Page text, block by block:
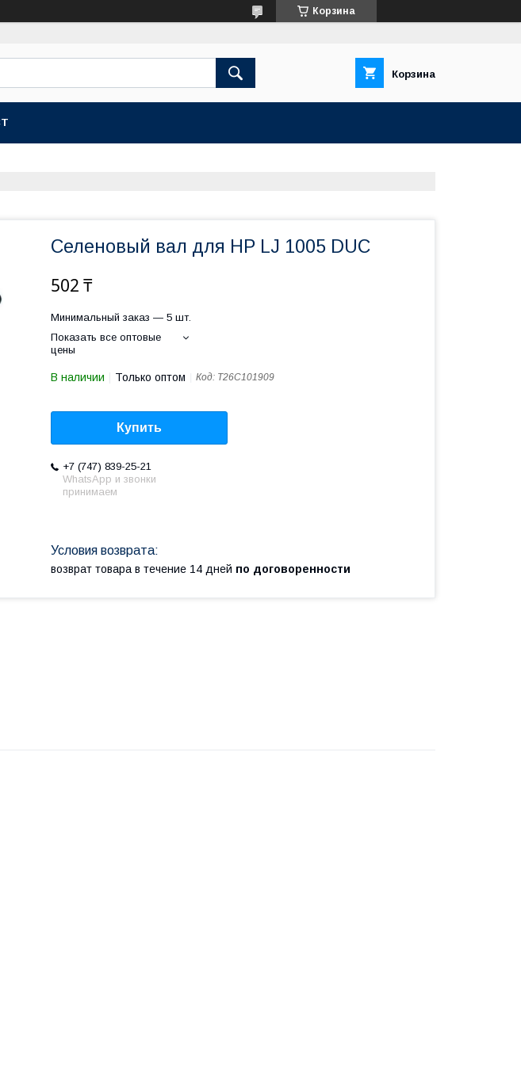
Корзина
Корзина
Селеновый вал для HP LJ 1005 DUC
502 ₸
Минимальный заказ — 5 шт.
Показать все оптовые
цены
В наличии Только оптом Код: T26C101909
Купить
+7 (747) 839-25-21
WhatsApp и звонки
принимаем
возврат товара в течение 14 дней по договоренности